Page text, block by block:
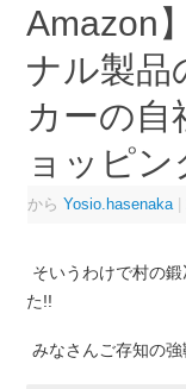
Amazon
ナル製品
カーの自
ョッピン
から Yosio.hasenaka
そいうわけで村の
た!!
みなさんご存知の強